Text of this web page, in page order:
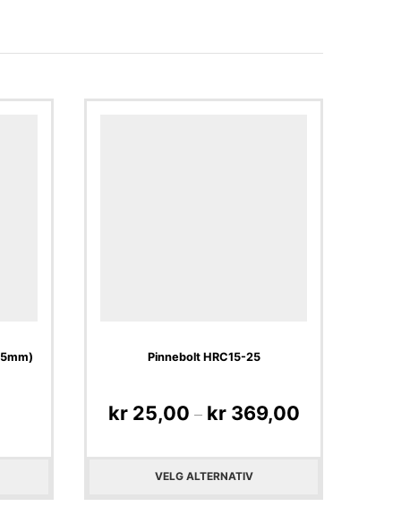
Pinnebolt HRC15-25
kr25,00 – kr369,00
VELG ALTERNATIV